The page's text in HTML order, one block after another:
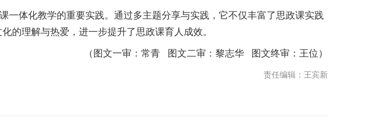
一体化教学的重要实践。通过多主题分享与实践，它不仅丰富了思政课实践
的理解与热爱，进一步提升了思政课育人成效。
（图文一审：常青 图文二审：黎志华 图文终审：王位）
责任编辑：王宾新